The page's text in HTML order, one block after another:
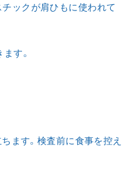
チックが肩ひもに使われて
す。
ます。検査前に食事を控え